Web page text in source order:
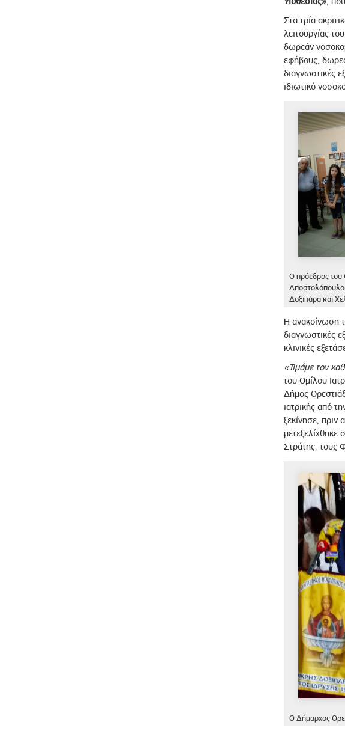
Πολιτική Προσλήψεων Προσωπικού,
Πολιτικές Ασφάλειας Πληροφοριών
Πολιτική Ανθρώπινων Δικαιωμάτων
Επιτροπή Αποδοχών και Υποψηφιοτήτων
Κανονισμός Επιτροπής Αποδοχών -
Κανονισμός Λειτουργίας Επιτροπής Ελέγχου
Διεύθυνση Εσωτερικού Ελέγχου Κανονισμός
Έκθεσης Βιώσιμης Ανάπτυξης 2023
Έκθεση Βιώσιμης Ανάπτυξης 2024
Πολιτική Δέουσας Επιμέλειας Τρίτων Μερών
Πολιτική Αναγνώρισης Προστασίας και
Στα τρία
λειτουργίας
δωρεάν
εφήβους,
διαγνωστικές
ιδιωτικό
Ο πρόεδρος του
Δοξιπάρα και
Η ανακοίνωση
διαγνωστικές
κλινικές
«Τιμάμε τον
του Ομίλου
Δήμος
ιατρικής από
ξεκίνησε, πριν
Στράτης, τους
Ο Δήμαρχος